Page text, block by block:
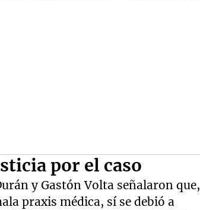
por el caso
y Gastón Volta señalaron que,
praxis médica, sí se debió a